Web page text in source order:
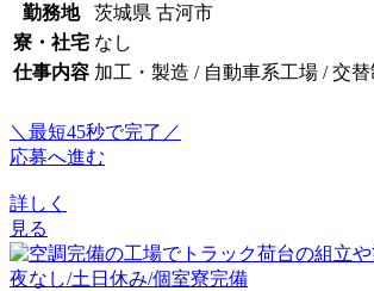
勤務地
茨城県 古河市
寮・社宅 なし
仕事内容 加工・製造 / 自動車系工場 / 交替
＼最短45秒で完了／
応募へ進む
詳しく
見る